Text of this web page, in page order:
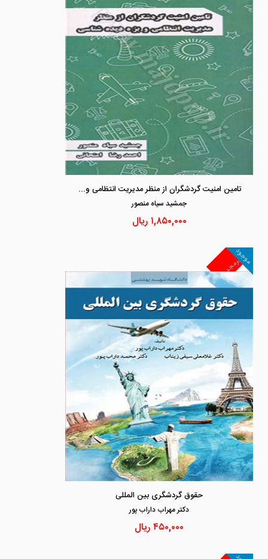
تامین امنیت گردشگران از منظر مدیریت انتظامی و بزه دیده شناسی
جمشيد سياه منصور
۱,۸۵۰,۰۰۰ ریال
غیرمجد
موجود
حقوق گردشگری بین المللی
دكتر مهراب داراب پور
۴۵۰,۰۰۰ریال